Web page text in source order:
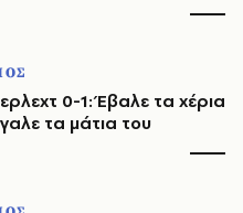
0-1: Έβαλε τα χέρια
τα μάτια του